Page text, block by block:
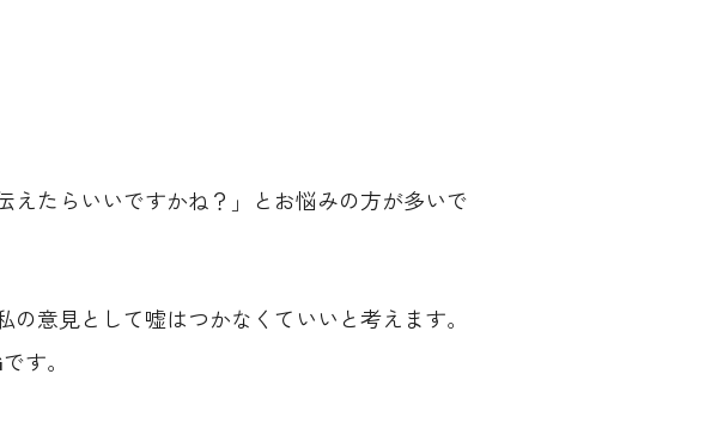
たらいいですかね？」とお悩みの方が多いで
意見として嘘はつかなくていいと考えます。
す。